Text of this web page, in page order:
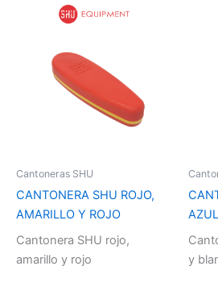
Cantoneras SHU
CANTONERA SHU ROJO,
AMARILLO Y ROJO
Cantonera SHU rojo,
amarillo y rojo
y